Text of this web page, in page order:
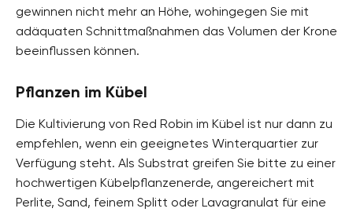
gewinnen nicht mehr an Höhe, wohingegen Sie mit
adäquaten Schnittmaßnahmen das Volumen der Krone
beeinflussen können.
Pflanzen im Kübel
Die Kultivierung von Red Robin im Kübel ist nur dann zu
empfehlen, wenn ein geeignetes Winterquartier zur
Verfügung steht. Als Substrat greifen Sie bitte zu einer
hochwertigen Kübelpflanzenerde, angereichert mit
Perlite, Sand, feinem Splitt oder Lavagranulat für eine